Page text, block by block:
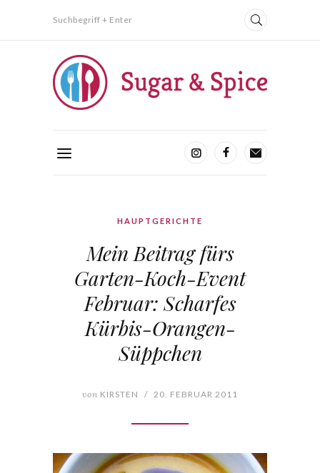
Suchbegriff + Enter
HAUPTGERICHTE
Mein Beitrag fürs
Garten-Koch-Event
Februar: Scharfes
Kürbis-Orangen-
Süppchen
von KIRSTEN / 20. FEBRUAR 2011